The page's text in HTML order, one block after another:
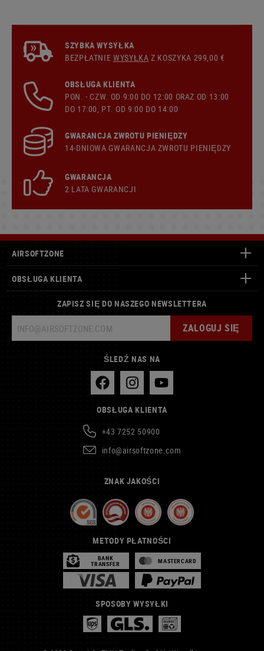
SZYBKA WYSYŁKA
BEZPŁATNIEWYSYŁKA Z KOSZYKA 299,00 €
OBSŁUGA KLIENTA
PON. - CZW. OD 9:00 DO 12:00 ORAZ OD 13:00
DO 17:00, PT. OD 9:00 DO 14:00
GWARANCJA ZWROTU PIENIĘDZY
14-DNIOWA GWARANCJA ZWROTU PIENIĘDZY
GWARANCJA
2 LATA GWARANCJI
AIRSOFTZONE
OBSŁUGA KLIENTA
ZAPISZ SIĘ DO NASZEGO NEWSLETTERA
ZALOGUJ SIĘ
ŚLEDŹ NAS NA
OBSŁUGA KLIENTA
+43 7252 50900
info@airsoftzone.com
ZNAK JAKOŚCI
METODY PŁATNOŚCI
BANK
TRANSFER MASTERCARD
SPOSOBY WYSYŁKI